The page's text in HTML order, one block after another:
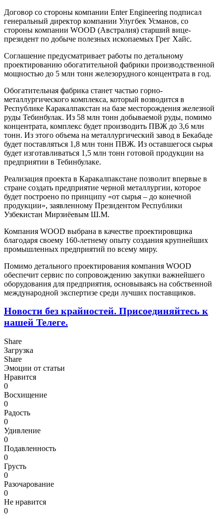
Договор со стороны компании Enter Engineering подписал
генеральный директор компании Улугбек Усманов, со
стороны компании WOOD (Австралия) старший вице-
президент по добыче полезных ископаемых Грег Хайс.
Соглашение предусматривает работы по детальному
проектированию обогатительной фабрики производственной
мощностью до 5 млн тонн железорудного концентрата в год.
Обогатительная фабрика станет частью горно-
металлургического комплекса, который возводится в
Республике Каракалпакстан на базе месторождения железной
руды Тебинбулак. Из 58 млн тонн добываемой руды, помимо
концентрата, комплекс будет производить ПВЖ до 3,6 млн
тонн. Из этого объема на металлургический завод в Бекабаде
будет поставляться 1,8 млн тонн ПВЖ. Из оставшегося сырья
будет изготавливаться 1,5 млн тонн готовой продукции на
предприятии в Тебинбулаке.
Реализация проекта в Каракалпакстане позволит впервые в
стране создать предприятие черной металлургии, которое
будет построено по принципу «от сырья – до конечной
продукции», заявленному Президентом Республики
Узбекистан Мирзиёевым Ш.М.
Компания WOOD выбрана в качестве проектировщика
благодаря своему 160-летнему опыту создания крупнейших
промышленных предприятий по всему миру.
Помимо детального проектирования компания WOOD
обеспечит сервис по сопровождению закупки важнейшего
оборудования для предприятия, основываясь на собственной
международной экспертизе среди лучших поставщиков.
Новости без крайностей. Присоединяйтесь к
нашей Телеге.
Share
Загрузка
Share
Эмоции от статьи
Нравится
0
Восхищение
0
Радость
0
Удивление
0
Подавленность
0
Грусть
0
Разочарование
0
Не нравится
0